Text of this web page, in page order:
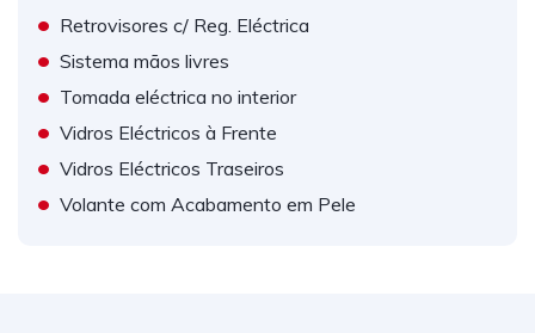
• Retrovisores c/ Reg. Eléctrica
• Sistema mãos livres
• Tomada eléctrica no interior
• Vidros Eléctricos à Frente
• Vidros Eléctricos Traseiros
• Volante com Acabamento em Pele